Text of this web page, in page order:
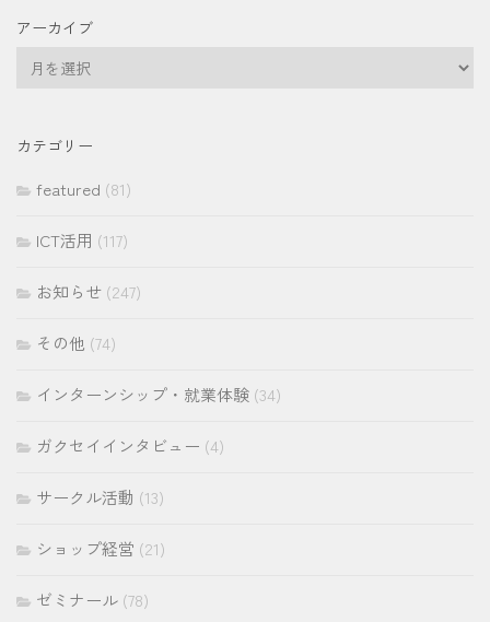
アーカイブ
イ
カテゴリー
featured (81)
ICT活用 (117)
お知らせ (247)
その他 (74)
インターンシップ・就業体験 (34)
ガクセイインタビュー (4)
サークル活動 (13)
ショップ経営 (21)
ゼミナール (78)